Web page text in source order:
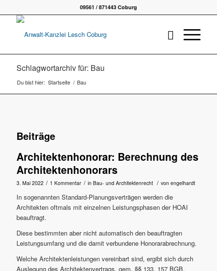
09561 / 871443 Coburg
Schlagwortarchiv für: Bau
Du bist hier: Startseite / Bau
Beiträge
Architektenhonorar: Berechnung des
Architektenhonorars
3. Mai 2022 / 1 Kommentar / in Bau- und Architektenrecht / von engelhardt
In sogenannten Standard-Planungsverträgen werden die
Architekten oftmals mit einzelnen Leistungsphasen der HOAI
beauftragt.
Diese bestimmten aber nicht automatisch den beauftragten
Leistungsumfang und die damit verbundene Honorarabrechnung.
Welche Architektenleistungen vereinbart sind, ergibt sich durch
Auslegung des Architektenvertrags, gem. §§ 133, 157 BGB.